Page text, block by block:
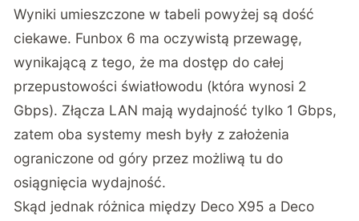
Wyniki umieszczone w tabeli powyżej są dość
ciekawe. Funbox 6 ma oczywistą przewagę,
wynikającą z tego, że ma dostęp do całej
przepustowości światłowodu (która wynosi 2
Gbps). Złącza LAN mają wydajność tylko 1 Gbps,
zatem oba systemy mesh były z założenia
ograniczone od góry przez możliwą tu do
osiągnięcia wydajność.
Skąd jednak różnica między Deco X95 a Deco